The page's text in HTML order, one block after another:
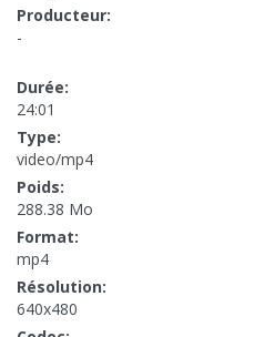
Producteur:
-
Durée:
24:01
Type:
video/mp4
Poids:
288.38 Mo
Format:
mp4
Résolution:
640x480